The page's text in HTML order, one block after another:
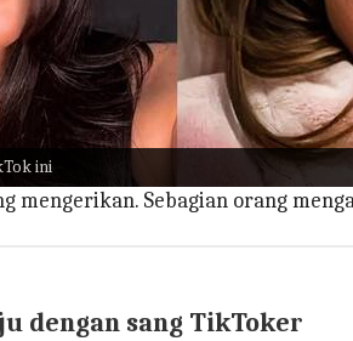
ini
yang dimaksud
yang lucu dan lebay, yaitu
mengerikan. Sebagian orang
dengan sang TikToker